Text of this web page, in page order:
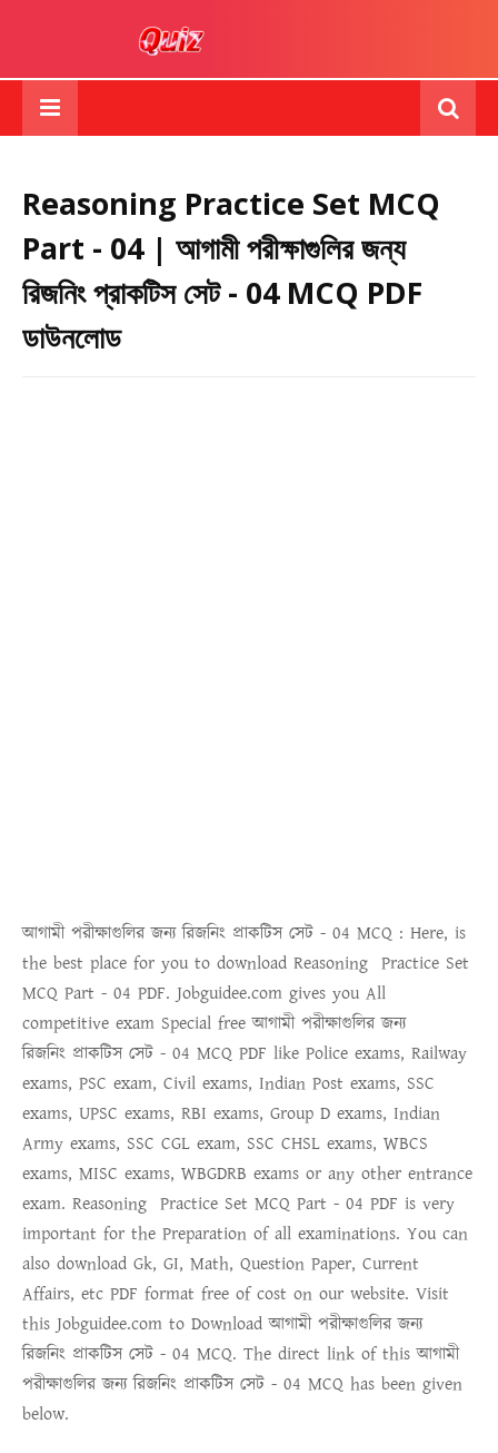
Reasoning Practice Set MCQ
Part - 04 | আগামী পরীক্ষাগুলির জন্য
রিজনিং প্রাকটিস সেট - 04 MCQ PDF
ডাউনলোড
আগামী পরীক্ষাগুলির জন্য রিজনিং প্রাকটিস সেট - 04 MCQ : Here, is
the best place for you to download Reasoning Practice Set
MCQ Part - 04 PDF. Jobguidee.com gives you All
competitive exam Special freeআগামী পরীক্ষাগুলির জন্য
রিজনিং প্রাকটিস সেট - 04 MCQ PDF like Police exams, Railway
exams, PSC exam, Civil exams, Indian Post exams, SSC
exams, UPSC exams, RBI exams, Group D exams, Indian
Army exams, SSC CGL exam, SSC CHSL exams, WBCS
exams, MISC exams, WBGDRB exams or any other entrance
exam. Reasoning Practice Set MCQ Part - 04 PDF is very
important for the Preparation of all examinations. You can
also download Gk, GI, Math, Question Paper, Current
Affairs, etc PDF format free of cost on our website. Visit
this Jobguidee.com to Downloadআগামী পরীক্ষাগুলির জন্য
রিজনিং প্রাকটিস সেট - 04 MCQ. The direct link of thisআগামী
পরীক্ষাগুলির জন্য রিজনিং প্রাকটিস সেট - 04 MCQ has been given
below.